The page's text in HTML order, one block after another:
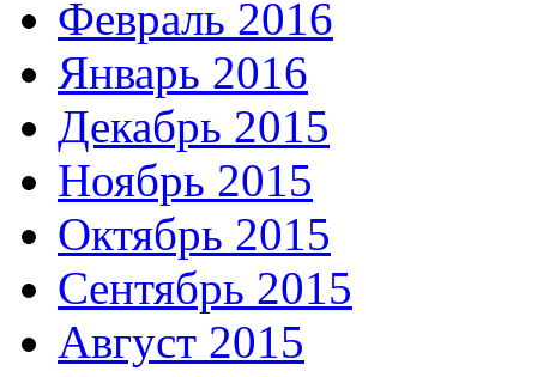
Февраль 2016
Январь 2016
Декабрь 2015
Ноябрь 2015
Октябрь 2015
Сентябрь 2015
Август 2015